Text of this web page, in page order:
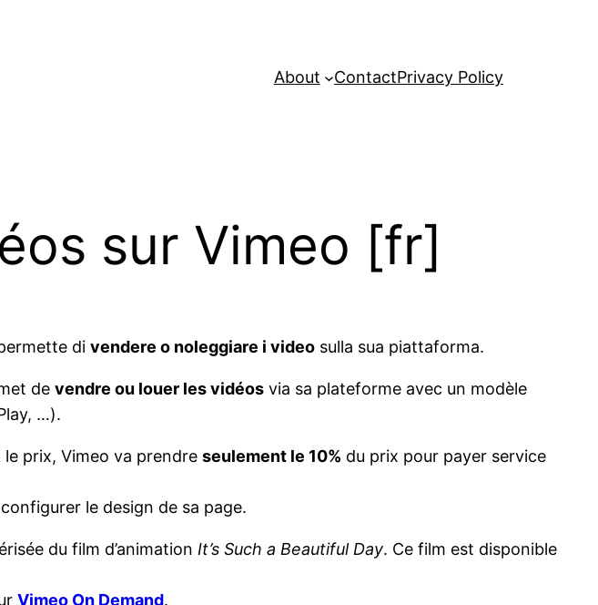
About ContactPrivacy Policy
sur Vimeo [fr]
di vendere o noleggiare i video sulla sua piattaforma.
de vendre ou louer les vidéos via sa plateforme avec un modèle
…).
prix, Vimeo va prendre seulement le 10% du prix pour payer service
le design de sa page.
du film d’animation It’s Such a Beautiful Day. Ce film est disponible
Vimeo On Demand.